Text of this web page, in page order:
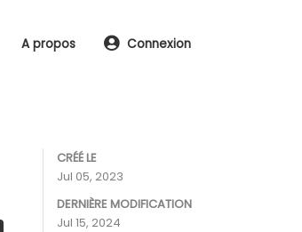
A propos Connexion
CRÉÉ LE
Jul 05, 2023
DERNIÈRE MODIFICATION
Jul 15, 2024